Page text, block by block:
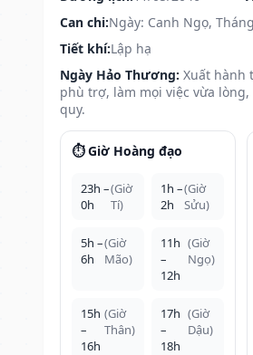
Can chi:Ngày: Canh Ngọ,
Tiết khí:Lập hạ
Ngày Hảo Thương: Xuất hành
phù trợ, làm mọi việc vừa
quy.
⏱️ Giờ Hoàng đạo
23h –
0h
(Giờ
Tí)
1h –
2h
(Giờ
Sửu)
5h –
6h
(Giờ
Mão)
11h
–
12h
(Giờ
Ngọ)
15h
–
16h
(Giờ
Thân)
17h
–
18h
(Giờ
Dậu)